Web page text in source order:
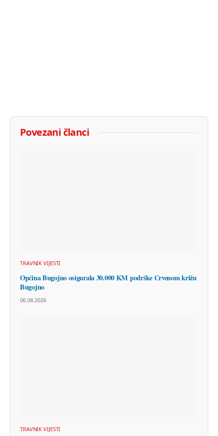
Povezani članci
TRAVNIK VIJESTI
Općina Bugojno osigurala 30.000 KM podrške Crvenom križu
Bugojno
06.08.2026
TRAVNIK VIJESTI